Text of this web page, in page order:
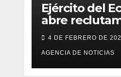
Ejército del
abre
para
partir de este
viernes 6 de
4 DE FEBRERO DE
AGENCIA DE NOTICIAS